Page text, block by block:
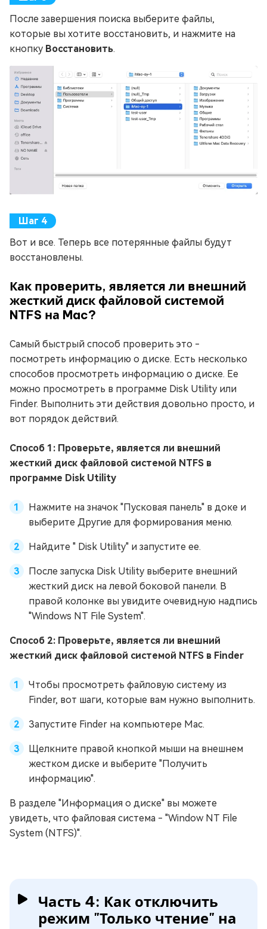
После завершения поиска выберите файлы,
которые вы хотите восстановить, и нажмите на
кнопку Восстановить.
Вот и все. Теперь все потерянные файлы будут
восстановлены.
Как проверить, является ли внешний
жесткий диск файловой системой
NTFS на Mac?
Самый быстрый способ проверить это -
посмотреть информацию о диске. Есть несколько
способов просмотреть информацию о диске. Ее
можно просмотреть в программе Disk Utility или
Finder. Выполнить эти действия довольно просто, и
вот порядок действий.
Способ 1: Проверьте, является ли внешний
жесткий диск файловой системой NTFS в
программе Disk Utility
Нажмите на значок "Пусковая панель" в доке и
выберите Другие для формирования меню.
Найдите " Disk Utility" и запустите ее.
После запуска Disk Utility выберите внешний
жесткий диск на левой боковой панели. В
правой колонке вы увидите очевидную надпись
"Windows NT File System".
Способ 2: Проверьте, является ли внешний
жесткий диск файловой системой NTFS в Finder
Чтобы просмотреть файловую систему из
Finder, вот шаги, которые вам нужно выполнить.
Запустите Finder на компьютере Mac.
Щелкните правой кнопкой мыши на внешнем
жестком диске и выберите "Получить
информацию".
В разделе "Информация о диске" вы можете
увидеть, что файловая система - "Window NT File
System (NTFS)".
Часть 4: Как отключить
режим "Только чтение" на